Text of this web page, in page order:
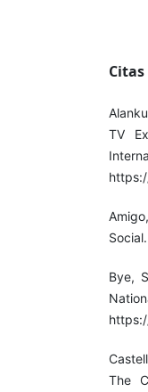
Citas
TV
Bye,
The